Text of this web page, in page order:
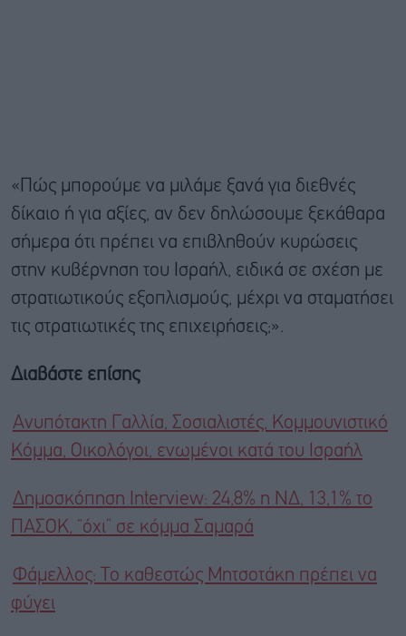
«Πώς μπορούμε να μιλάμε ξανά για διεθνές
δίκαιο ή για αξίες, αν δεν δηλώσουμε ξεκάθαρα
σήμερα ότι πρέπει να επιβληθούν κυρώσεις
στην κυβέρνηση του Ισραήλ, ειδικά σε σχέση με
στρατιωτικούς εξοπλισμούς, μέχρι να σταματήσει
τις στρατιωτικές της επιχειρήσεις;».
Διαβάστε επίσης
Ανυπότακτη Γαλλία, Σοσιαλιστές, Κομμουνιστικό
Κόμμα, Οικολόγοι, ενωμένοι κατά του Ισραήλ
Δημοσκόπηση Interview: 24,8% η ΝΔ, 13,1% το
ΠΑΣΟΚ, “όχι” σε κόμμα Σαμαρά
Φάμελλος: Το καθεστώς Μητσοτάκη πρέπει να
φύγει